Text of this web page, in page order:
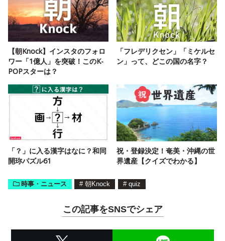
【朝Knock】インスタのフォロ
ワー「1億人」を突破！このK-
POPスターは？
「フレデリクセン」「ミケルセ
ン」って、どこの国の名字？
「？」に入る漢字はなに？和同
開珎パズル61
祝・登録決定！奄美・沖縄の世
界遺産【クイズでわかる】
時事・ニュース # 朝Knock # quiz
この記事をSNSでシェア